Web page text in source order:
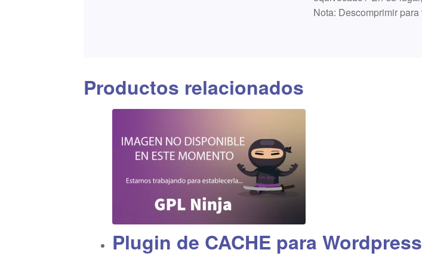
Nota: Descomprimir
Productos relacionados
Plugin de CACHE para Wordpress